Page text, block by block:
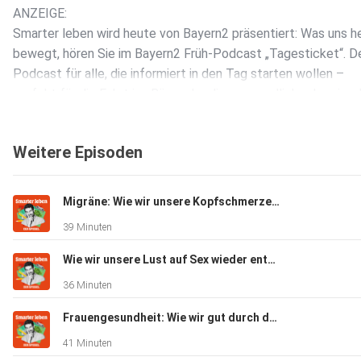
ANZEIGE:
Smarter leben wird heute von Bayern2 präsentiert: Was uns
bewegt, hören Sie im Bayern2 Früh-Podcast „Tagesticket“.
Podcast für alle, die informiert in den Tag starten wollen –
+++ Alle Infos zu unseren Werbepartnern finden Sie hier. Die
verantwortlich. +++
Mehr Hintergründe zum Thema erhalten Sie mit SPIEGEL+.
Sie die digitale Welt des SPIEGEL, unter spiegel.de/abonnieren
Weitere Episoden
Migräne: Wie wir unsere Kopfschmerzen verstehen und lindern können
39 Minuten
Wie wir unsere Lust auf Sex wieder entdecken können (mit Stephanie Kossow)
36 Minuten
Frauengesundheit: Wie wir gut durch die Wechseljahre kommen (Mit Katrin Schaudig)
41 Minuten